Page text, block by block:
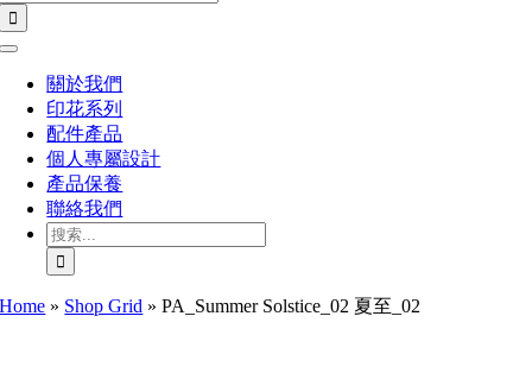
Toggle
Navigation關於我們
印花系列
配件產品
個人專屬設計
產品保養
聯絡我們
搜
索
結
果：
Home » Shop Grid »PA_Summer Solstice_02 夏至_02